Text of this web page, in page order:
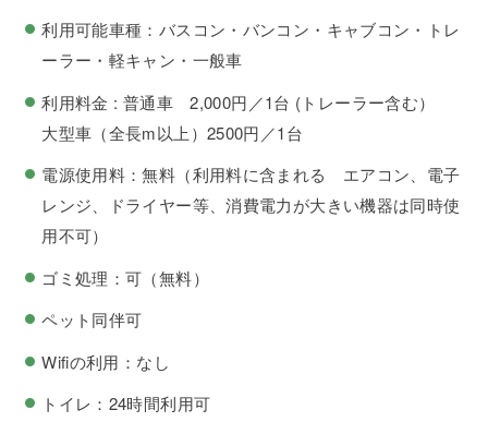
利用可能車種：バスコン・バンコン・キャブコン・トレ
ーラー・軽キャン・一般車
利用料金 : 普通車 2,000円／1台 (トレーラー含む）
大型車（全長m以上）2500円／1台
電源使用料：無料（利用料に含まれる エアコン、電子
レンジ、ドライヤー等、消費電力が大きい機器は同時使
用不可）
ゴミ処理：可（無料）
ペット同伴可
Wifiの利用：なし
トイレ：24時間利用可